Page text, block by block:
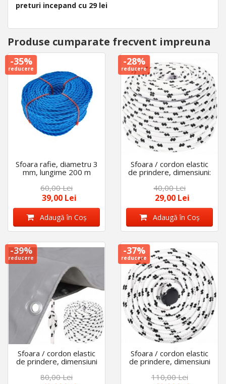
preturi incepand cu 29 lei
Produse cumparate frecvent impreuna
-35%
reducere
Sfoara rafie, diametru 3
mm, lungime 200 m
60,00 Lei
39,00 Lei
Adaugă în Coş
-28%
reducere
Sfoara / cordon elastic
de prindere, dimensiuni:
40,00 Lei
29,00 Lei
Adaugă în Coş
-39%
reducere
Sfoara / cordon elastic
de prindere, dimensiuni
80,00 Lei
-37%
reducere
Sfoara / cordon elastic
de prindere, dimensiuni
110,00 Lei